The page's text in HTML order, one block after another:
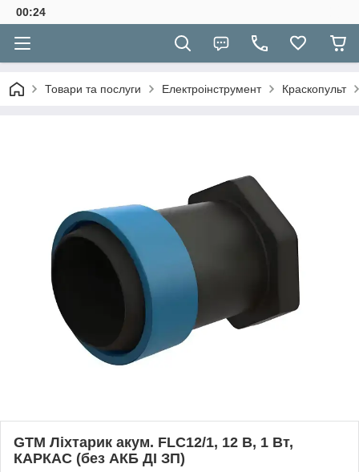
00:24
Товари та послуги Електроінструмент Краскопульт
GTM Ліхтарик акум. FLC12/1, 12 В, 1 Вт,
КАРКАС (без АКБ ДІ ЗП)